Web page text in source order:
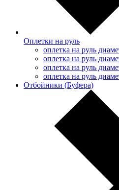
Оплетки на руль
оплетка на руль
оплетка на руль
оплетка на руль
оплетка на руль
Отбойники (Буфера)